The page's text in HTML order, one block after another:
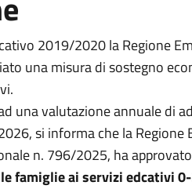
2019/2020 la Regione
una misura di sostegno
una valutazione annuale di
si informa che la
n. 796/2025, ha
famiglie ai servizi edcativi